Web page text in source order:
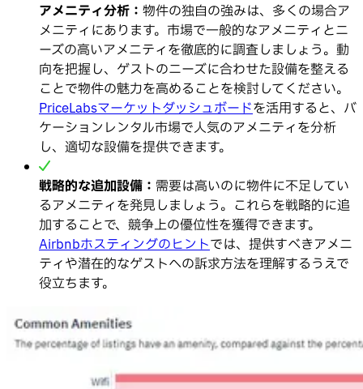
アメニティ分析： 物件の独自の強みは、多くの場合ア
メニティにあります。市場で一般的なアメニティとニ
ーズの高いアメニティを徹底的に調査しましょう。動
向を把握し、ゲストのニーズに合わせた設備を整える
ことで物件の魅力を高めることを検討してください。
PriceLabsマーケットダッシュボードを活用すると、バ
ケーションレンタル市場で人気のアメニティを分析
し、適切な設備を提供できます。
戦略的な追加設備： 需要は高いのに物件に不足してい
るアメニティを発見しましょう。これらを戦略的に追
加することで、競争上の優位性を獲得できます。
Airbnbホスティングのヒントでは、提供すべきアメニ
ティや潜在的なゲストへの訴求方法を理解するうえで
役立ちます。